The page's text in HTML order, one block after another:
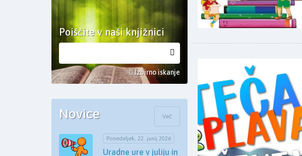
Poiščite v naši knjižnici
Izbirno iskanje
Novice Več
Ponedeljek, 22. junij 2026
Uradne ure v juliju in